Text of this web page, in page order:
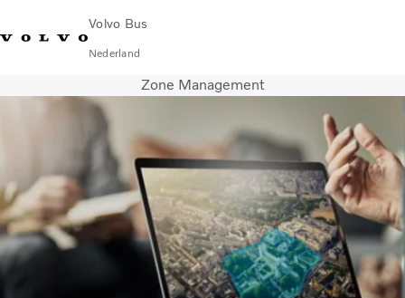
Volvo Bus
Nederland
Contact opnemenservicecentraVolvo Connect
Touringcars
Services
Waarom Volvo?
Nieuws en verhalen
Contact
Zone Management